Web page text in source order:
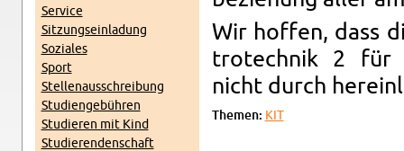
Ser­vice
Sitzung­sein­ladung
Soziales
Sport
Stel­lenauss­chrei­bung
Stu­di­engebühren
Studieren mit Kind
Studieren­den­schaft
Wir hof­fen, dass
trotech­nik 2 für
nicht durch
The­men: KIT